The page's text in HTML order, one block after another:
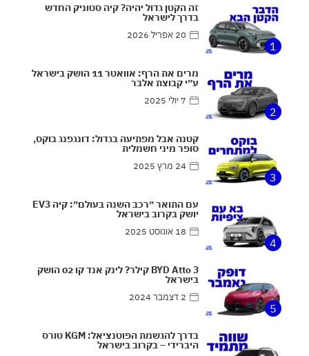
1
זה הקטן גדול יהיה? קיה סטוניק החדש
בדרך לישראל
20 אפריל 2026
2
מרים את הרף: אוואטר 11 הושק בישראל
ע״י קבוצת אלבר
7 יולי 2025
3
קטנה אבל מפתיעה בגדול: דונגפנג בוקס,
סופר מיני חשמלית
24 מרץ 2025
4
עם התואר ״רכב השנה בעולם״: קיה EV3
יושק בקרוב בישראל
18 אוגוסט 2025
5
BYD Atto 3 קילר? לינק אנד קו 02 הושק
בישראל
2 דצמבר 2024
בדרך להגשמת הפוטנציאל: KGM טורס
היברידי – בקרוב בישראל